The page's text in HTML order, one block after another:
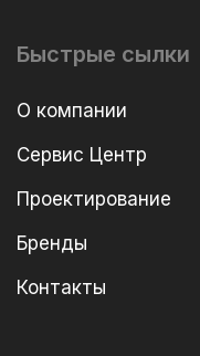
Быстрые сылки
О компании
Сервис Центр
Проектирование
Бренды
Контакты